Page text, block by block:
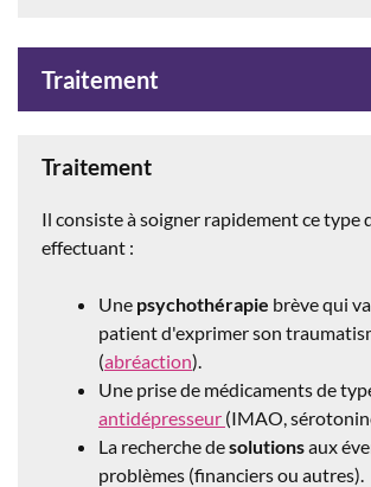
Traitement
Traitement
Il consiste à soigner rapidement ce type
effectuant :
Une psychothérapie brève qui
patient d'exprimer son
(abréaction).
Une prise de médicaments de
antidépresseur (IMAO,
La recherche desolutionsaux
problèmes (financiers ou autres).